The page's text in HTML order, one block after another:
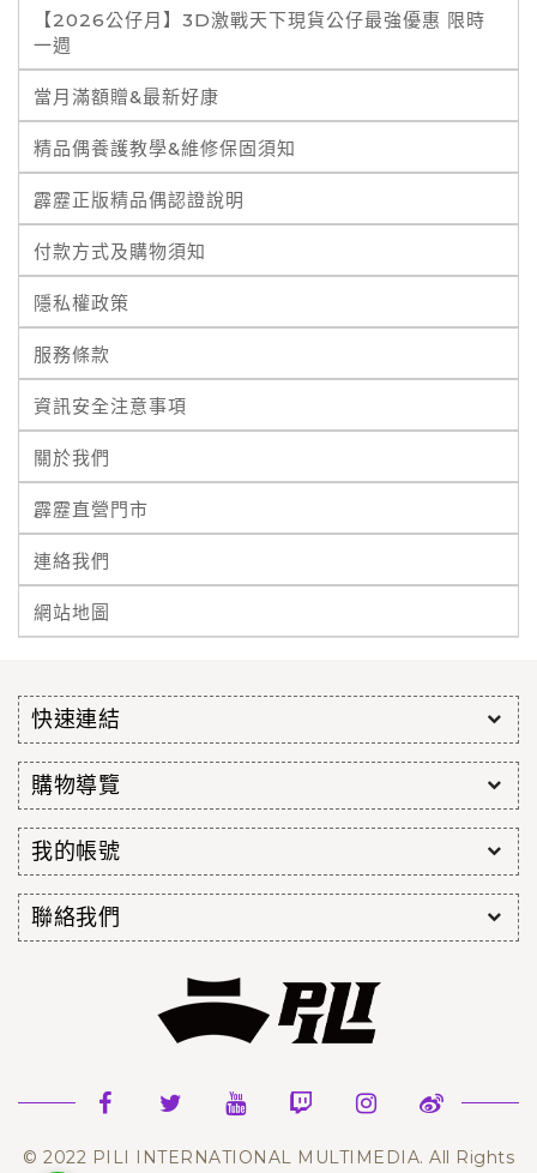
【2026公仔月】3D激戰天下現貨公仔最強優惠 限時
一週
當月滿額贈&最新好康
精品偶養護教學&維修保固須知
霹靂正版精品偶認證說明
付款方式及購物須知
隱私權政策
服務條款
資訊安全注意事項
關於我們
霹靂直營門市
連絡我們
網站地圖
快速連結
購物導覽
我的帳號
聯絡我們
© 2022 PILI INTERNATIONAL MULTIMEDIA. All Rights